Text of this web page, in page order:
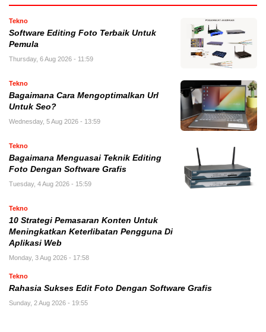
Tekno
Software Editing Foto Terbaik Untuk
Pemula
Thursday, 6 Aug 2026 - 11:59
Tekno
Bagaimana Cara Mengoptimalkan Url
Untuk Seo?
Wednesday, 5 Aug 2026 - 13:59
Tekno
Bagaimana Menguasai Teknik Editing
Foto Dengan Software Grafis
Tuesday, 4 Aug 2026 - 15:59
Tekno
10 Strategi Pemasaran Konten Untuk
Meningkatkan Keterlibatan Pengguna Di
Aplikasi Web
Monday, 3 Aug 2026 - 17:58
Tekno
Rahasia Sukses Edit Foto Dengan Software Grafis
Sunday, 2 Aug 2026 - 19:55